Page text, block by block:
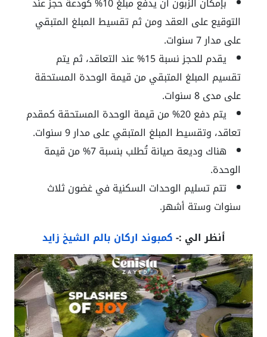
التوقيع على العقد ومن ثم تقسيط المبلغ المتبقي
على مدار 7 سنوات.
يقدم للحجز نسبة 15% عند التعاقد، ثم يتم
تقسيم المبلغ المتبقي من قيمة الوحدة المستحقة
على مدى 8 سنوات.
يتم دفع 20% من قيمة الوحدة المستحقة كمقدم
تعاقد، وتقسيط المبلغ المتبقي على مدار 9 سنوات.
هناك وديعة صيانة تُطلب بنسبة 7% من قيمة
الوحدة.
تتم تسليم الوحدات السكنية في غضون ثلاث
سنوات وستة أشهر.
أنظر الي :-كمبوند اركان بالم الشيخ زايد